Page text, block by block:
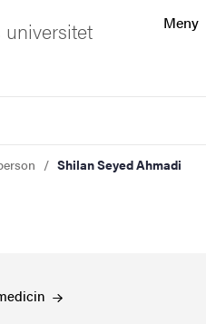
Meny
Shilan Seyed Ahmadi